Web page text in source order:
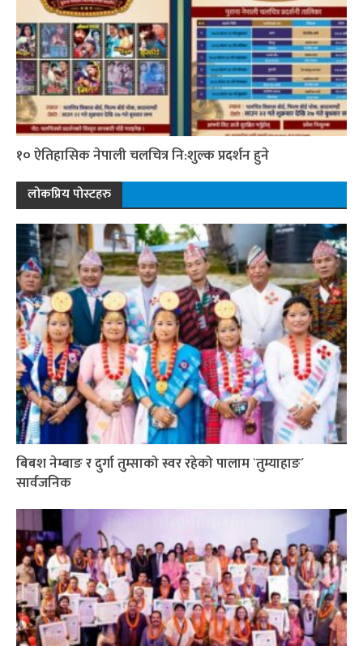
१० ऐतिहासिक नेपाली चलचित्र नि:शुल्क प्रदर्शन हुने
लोकप्रिय पोस्टहरु
बिबश नेम्बाङ र दुर्गा तुम्साको स्वर रहेको पालाम `तुम्याहाङ´
सार्वजनिक